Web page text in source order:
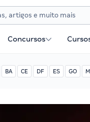
Concursos
BA CE DF ES GO